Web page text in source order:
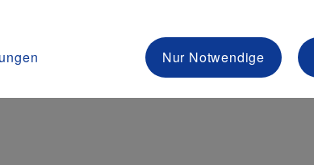
Nur Notwendige